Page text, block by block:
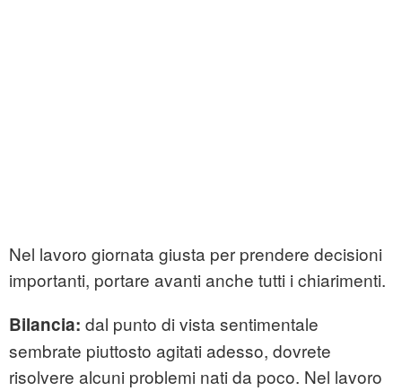
Nel lavoro giornata giusta per prendere decisioni
importanti, portare avanti anche tutti i chiarimenti.
Bilancia: dal punto di vista sentimentale
sembrate piuttosto agitati adesso, dovrete
risolvere alcuni problemi nati da poco. Nel lavoro